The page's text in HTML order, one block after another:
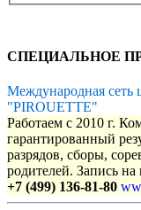
СПЕЦИАЛЬНОЕ
Международная сеть
"PIROUETTE"
Работаем с 2010 г.
гарантированный
разрядов, сборы,
родителей. Запись
+7 (499) 136-81-80